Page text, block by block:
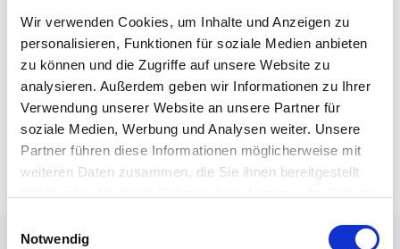
Wir verwenden Cookies, um Inhalte und Anzeigen zu
personalisieren, Funktionen für soziale Medien anbieten
zu können und die Zugriffe auf unsere Website zu
analysieren. Außerdem geben wir Informationen zu Ihrer
Verwendung unserer Website an unsere Partner für
soziale Medien, Werbung und Analysen weiter. Unsere
Partner führen diese Informationen möglicherweise mit
weiteren Daten zusammen, die Sie ihnen bereitgestellt
Notwendig